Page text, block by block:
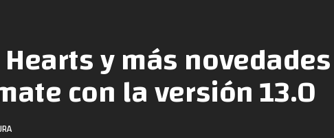
y más
con la versión 13.0